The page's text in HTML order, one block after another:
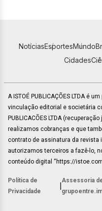
NotíciasEsportesMundo
Cidades
A ISTOÉ PUBLICAÇÕES LTDA é
vinculação editorial e societária
PUBLICACÕES LTDA
realizamos cobranças e que
contrato de assinatura da revista
autorizamos terceiros a fazê-lo,
conteúdo digital “https://
Política de
Privacidade
Assessoria